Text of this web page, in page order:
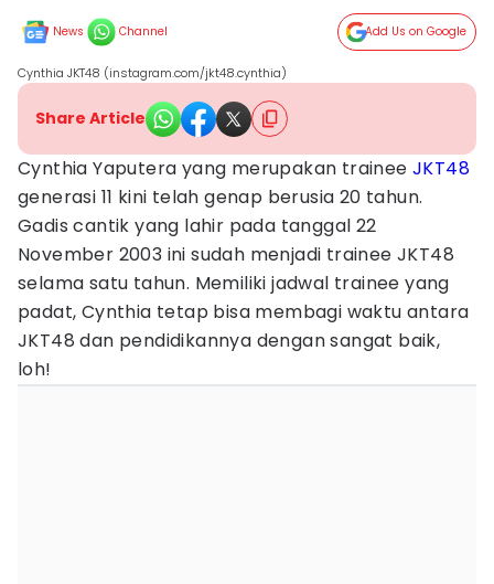
News Channel Add Us on Google
Cynthia JKT48 (instagram.com/jkt48.cynthia)
Share Article
Cynthia Yaputera yang merupakan trainee JKT48
generasi 11 kini telah genap berusia 20 tahun.
Gadis cantik yang lahir pada tanggal 22
November 2003 ini sudah menjadi trainee JKT48
selama satu tahun. Memiliki jadwal trainee yang
padat, Cynthia tetap bisa membagi waktu antara
JKT48 dan pendidikannya dengan sangat baik,
loh!